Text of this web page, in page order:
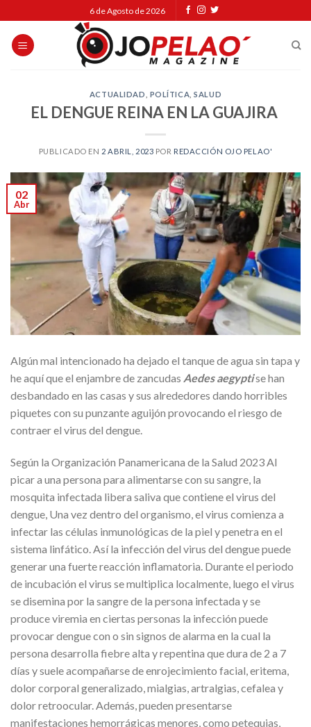
to
content
6 de Agosto de 2026
ACTUALIDAD POLÍTICA ,SALUD
EL DENGUE REINA EN LA GUAJIRA
PUBLICADO EN 2 ABRIL, 2023 POR REDACCIÓN OJO PELAO'
02
Abr
Algún mal intencionado ha dejado el tanque de agua sin tapa y
he aquí que el enjambre de zancudas Aedesaegyptise han
desbandado en las casas y sus alrededores dando horribles
piquetes con su punzante aguijón provocando el riesgo de
contraer el virus del dengue.
Según la Organización Panamericana de la Salud 2023 Al
picar a una persona para alimentarse con su sangre, la
mosquita infectada libera saliva que contiene el virus del
dengue, Una vez dentro del organismo, el virus comienza a
infectar las células inmunológicas de la piel y penetra en el
sistema linfático. Así la infección del virus del dengue puede
generar una fuerte reacción inflamatoria. Durante el periodo
de incubación el virus se multiplica localmente, luego el virus
se disemina por la sangre de la persona infectada y se
produce viremia en ciertas personas la infección puede
provocar dengue con o sin signos de alarma en la cual la
persona desarrolla fiebre alta y repentina que dura de 2 a 7
días y suele acompañarse de enrojecimiento facial, eritema,
dolor corporal generalizado, mialgias, artralgias, cefalea y
dolor retroocular. Además, pueden presentarse
manifestaciones hemorrágicas menores, como petequias,